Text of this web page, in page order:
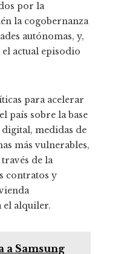
​​por la
la cogobernanza
autónomas, y,
actual episodio
para acelerar
país sobre la base
medidas de
más vulnerables,
de la
contratos y
el alquiler.
a Samsung